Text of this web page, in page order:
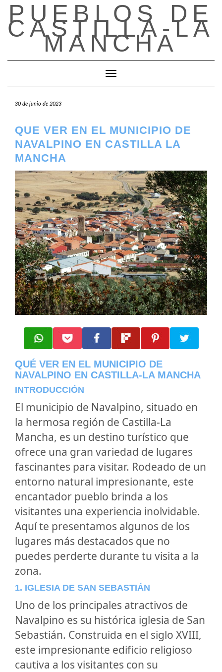
Saltar
contenido
PUEBLOS DE
CASTILLA-LA
MANCHA
Cambiar modo de navegación
30 de junio de 2023
QUE VER EN EL MUNICIPIO DE
NAVALPINO EN CASTILLA LA
MANCHA
QUÉ VER EN EL MUNICIPIO DE
NAVALPINO EN CASTILLA-LA MANCHA
INTRODUCCIÓN
El municipio de Navalpino, situado en
la hermosa región de Castilla-La
Mancha, es un destino turístico que
ofrece una gran variedad de lugares
fascinantes para visitar. Rodeado de un
entorno natural impresionante, este
encantador pueblo brinda a los
visitantes una experiencia inolvidable.
Aquí te presentamos algunos de los
lugares más destacados que no
puedes perderte durante tu visita a la
zona.
1. IGLESIA DE SAN SEBASTIÁN
Uno de los principales atractivos de
Navalpino es su histórica iglesia de San
Sebastián. Construida en el siglo XVIII,
este impresionante edificio religioso
cautiva a los visitantes con su